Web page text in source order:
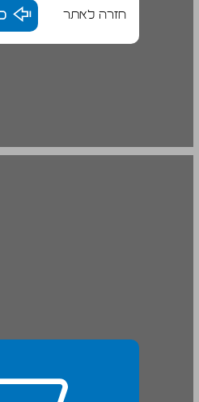
חזרה לאתר